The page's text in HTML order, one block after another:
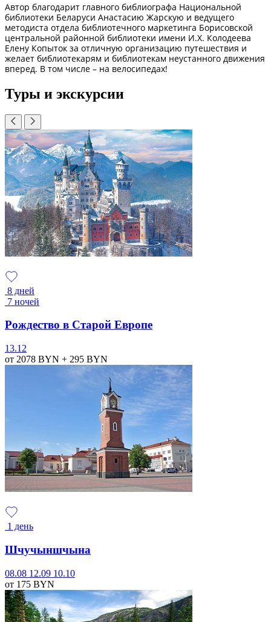
Автор благодарит главного библиографа Национальной
библиотеки Беларуси Анастасию Жарскую и ведущего
методиста отдела библиотечного маркетинга Борисовской
центральной районной библиотеки имени И.Х. Колодеева
Елену Копыток за отличную организацию путешествия и
желает библиотекарям и библиотекам неустанного движения
вперед. В том числе – на велосипедах!
Туры и экскурсии
8 дней
7 ночей
Рождество в Старой Европе
13.12
от 2078 BYN + 295 BYN
1 день
Шчучыншчына
08.08 12.09 10.10
от 175 BYN